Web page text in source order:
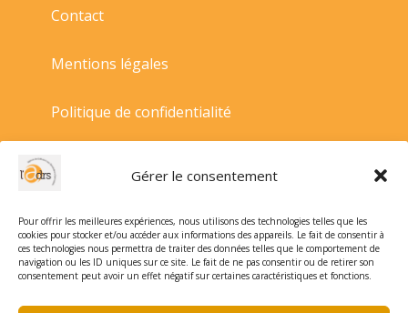
Gérer le consentement
Pour offrir les meilleures expériences, nous utilisons des technologies telles que les
cookies pour stocker et/ou accéder aux informations des appareils. Le fait de consentir à
ces technologies nous permettra de traiter des données telles que le comportement de
navigation ou les ID uniques sur ce site. Le fait de ne pas consentir ou de retirer son
consentement peut avoir un effet négatif sur certaines caractéristiques et fonctions.
Contact
Mentions légales
Politique de confidentialité
Politique de cookies